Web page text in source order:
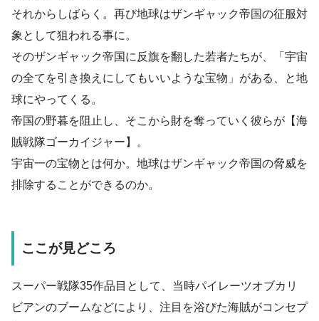
それからしばらく。再び地球はザンギャック帝国の征服対
象として狙われる事に。
そのザンギャック帝国に反旗を翻した若者たちが、「宇宙
の全てを引き換えにしてもいいような宝物」がある、と地
球にやってくる。
帝国の野暮を阻止し、そこから財を奪っていく彼らが【海
賊戦隊ゴーカイジャー】。
宇宙一の宝物とは何か。地球はザンギャック帝国の脅威を
排除することができるのか。
ここが見どころ
スーパー戦隊35作品目として、当時パイレーツオブカリ
ビアンのブームなどにより、注目を浴びた海賊がコンセプ